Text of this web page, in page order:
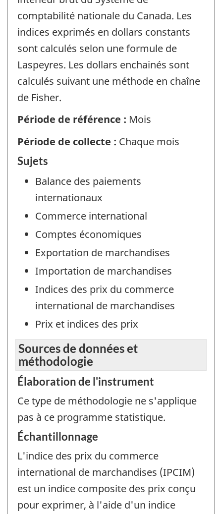
comptabilité nationale du Canada. Les
indices exprimés en dollars constants
sont calculés selon une formule de
Laspeyres. Les dollars enchainés sont
calculés suivant une méthode en chaîne
de Fisher.
Période de référence : Mois
Période de collecte : Chaque mois
Sujets
Balance des paiements
internationaux
Commerce international
Comptes économiques
Exportation de marchandises
Importation de marchandises
Indices des prix du commerce
international de marchandises
Prix et indices des prix
Sources de données et
méthodologie
Élaboration de l'instrument
Ce type de méthodologie ne s'applique
pas à ce programme statistique.
Échantillonnage
L'indice des prix du commerce
international de marchandises (IPCIM)
est un indice composite des prix conçu
pour exprimer, à l'aide d'un indice